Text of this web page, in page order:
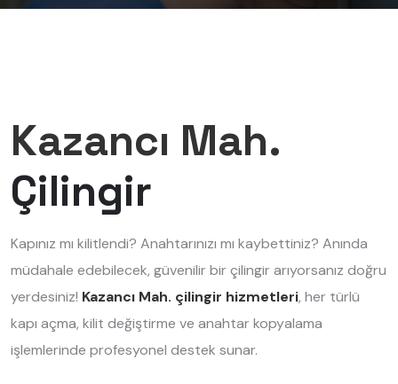
Kazancı Mah.
Çilingir
Kapınız mı kilitlendi? Anahtarınızı mı kaybettiniz? Anında
müdahale edebilecek, güvenilir bir çilingir arıyorsanız doğru
yerdesiniz! Kazancı Mah. çilingir hizmetleri, her türlü
kapı açma, kilit değiştirme ve anahtar kopyalama
işlemlerinde profesyonel destek sunar.